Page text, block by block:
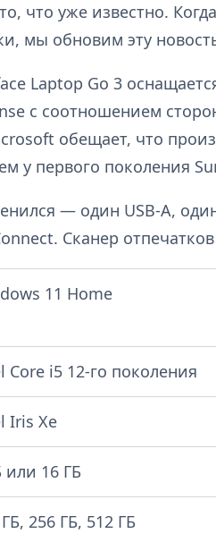
что уже известно.
мы обновим эту
Laptop Go 3
с соотношением
обещает, что
у первого поколения
— один USB-A,
Сканер отпечатков
11 Home
Core i5 12-го поколения
Iris Xe
или 16 ГБ
256 ГБ, 512 ГБ